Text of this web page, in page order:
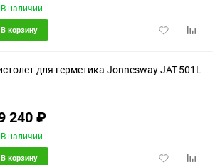
В наличии
Добавить
В корзину
для герметика Jonnesway JAT-501L
240₽
В наличии
Добавить
В корзину